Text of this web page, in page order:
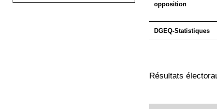
opposition
DGEQ-Statistiques
Résultats